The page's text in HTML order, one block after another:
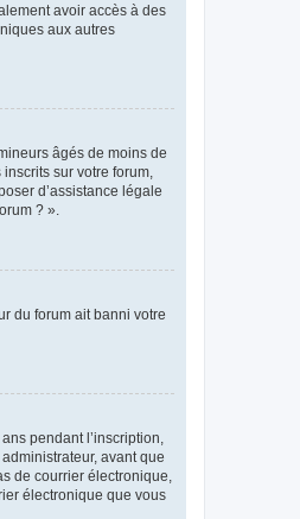
avoir accès à des
aux autres
âgés de moins de
sur votre forum,
d’assistance légale
? ».
du forum ait banni votre
pendant l’inscription,
avant que
de courrier électronique,
électronique que vous